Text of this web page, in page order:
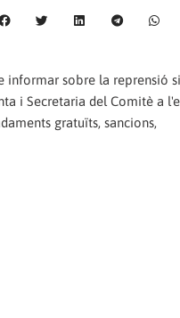
informar sobre la reprensió
i Secretaria del Comitè a
gratuïts, sancions,